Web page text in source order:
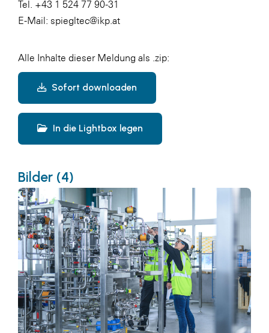
Tel. +43 1 524 77 90-31
E-Mail: spiegltec@ikp.at
Alle Inhalte dieser Meldung als .zip:
Sofort downloaden
In die Lightbox legen
Bilder (4)